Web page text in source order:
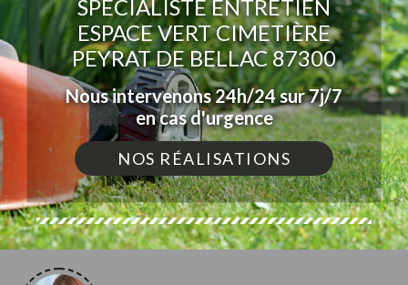
SPÉCIALISTE ENTRETIEN
ESPACE VERT CIMETIÈRE
PEYRAT DE BELLAC 87300
Nous intervenons 24h/24 sur 7j/7
en cas d'urgence
NOS RÉALISATIONS